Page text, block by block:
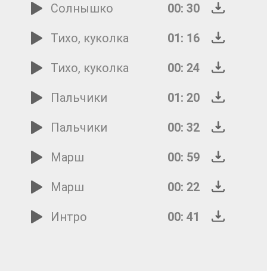
Солнышко
00: 30
Тихо, куколка
01: 16
Тихо, куколка
00: 24
Пальчики
01: 20
Пальчики
00: 32
Марш
00: 59
Марш
00: 22
Интро
00: 41